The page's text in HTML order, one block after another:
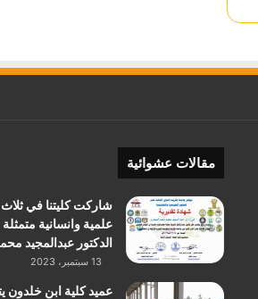
مقالات عشوائية
شاركت كليتنا في
علمية وانسانية متمثلة
الدكتور عبدالمجيد
13 سبتمبر، 2023
عميد كلية ابن خلدون